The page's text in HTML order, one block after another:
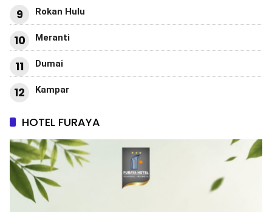
9 Rokan Hulu
10 Meranti
11 Dumai
12 Kampar
HOTEL FURAYA